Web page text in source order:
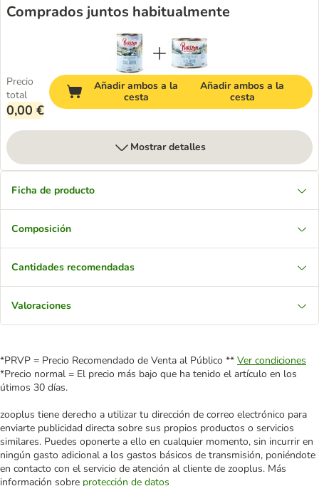
Comprados juntos habitualmente
Precio
total
0,00 €
Añadir ambos a la
cesta
Añadir ambos a la
cesta
Mostrar detalles
Ficha de producto
Composición
Cantidades recomendadas
Valoraciones
*PRVP = Precio Recomendado de Venta al Público ** Ver condiciones
*Precio normal = El precio más bajo que ha tenido el artículo en los
útimos 30 días.
zooplus tiene derecho a utilizar tu dirección de correo electrónico para
enviarte publicidad directa sobre sus propios productos o servicios
similares. Puedes oponerte a ello en cualquier momento, sin incurrir en
ningún gasto adicional a los gastos básicos de transmisión, poniéndote
en contacto con el servicio de atención al cliente de zooplus. Más
información sobre protección de datos